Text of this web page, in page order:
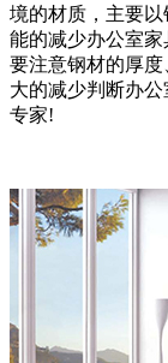
境的材质，主要
能的减少办公室
要注意钢材的厚
大的减少判断办
专家!